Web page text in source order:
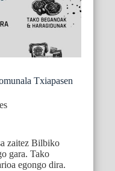
Txiapasen
zaitez Bilbiko
gara. Tako
egongo dira.